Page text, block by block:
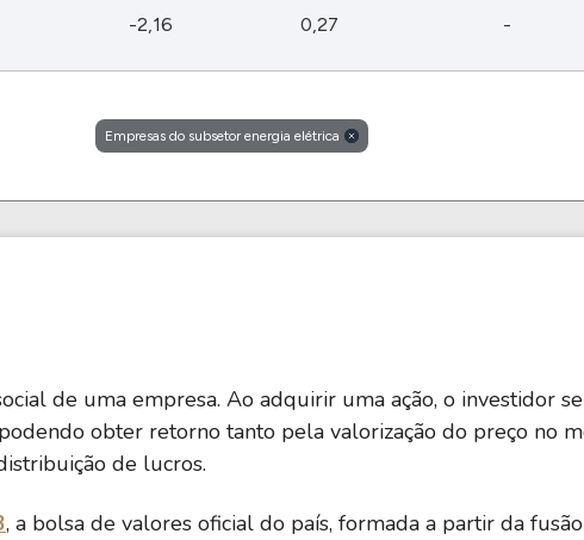
-2,16 0,27 -
Empresas do subsetor energia elétrica
de uma empresa. Ao adquirir uma ação, o investidor
obter retorno tanto pela valorização do preço no
de lucros.
, a bolsa de valores oficial do país, formada a partir da